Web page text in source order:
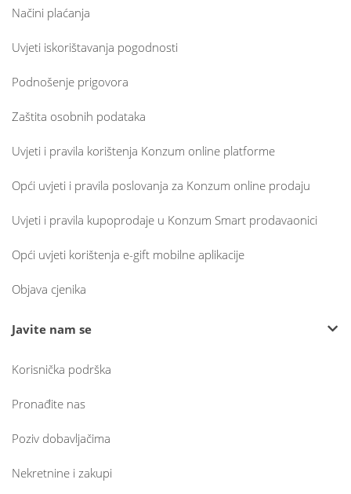
Načini plaćanja
Uvjeti iskorištavanja pogodnosti
Podnošenje prigovora
Zaštita osobnih podataka
Uvjeti i pravila korištenja Konzum online platforme
Opći uvjeti i pravila poslovanja za Konzum online prodaju
Uvjeti i pravila kupoprodaje u Konzum Smart prodavaonici
Opći uvjeti korištenja e-gift mobilne aplikacije
Objava cjenika
Javite nam se
Korisnička podrška
Pronađite nas
Poziv dobavljačima
Nekretnine i zakupi